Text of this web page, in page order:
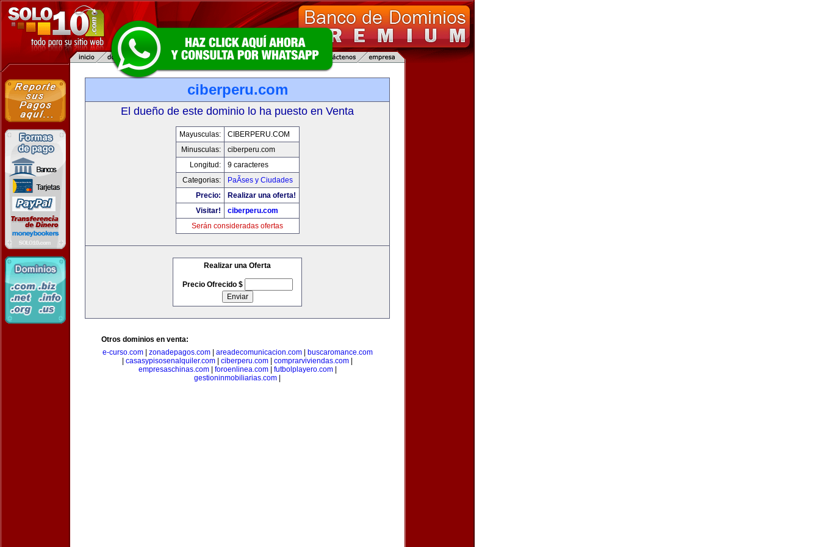
ciberperu.com
El dueño de este dominio lo ha puesto en Venta
Mayusculas:
CIBERPERU.COM
Minusculas:
ciberperu.com
Longitud:
9 caracteres
Categorias:
PaÃ­ses y Ciudades
Precio:
Realizar una oferta!
Visitar!
ciberperu.com
Serán consideradas ofertas
Realizar una Oferta
Precio Ofrecido $
Otros dominios en venta:
e-curso.com| zonadepagos.com| areadecomunicacion.com|
buscaromance.com
casasypisosenalquiler.com ciberperu.com comprarviviendas.com
empresaschinas.com| foroenlinea.com| futbolplayero.com|
gestioninmobiliarias.com